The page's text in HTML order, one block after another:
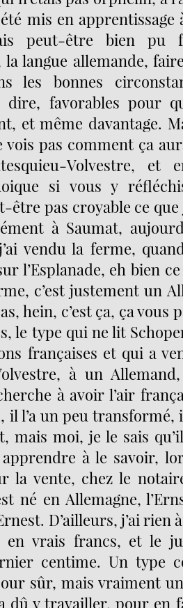
mis en
peut-être bien pu
la langue allemande,
les bonnes
favorables pour
et même davantage.
vois pas comment ça
Volvestre, et
si vous y
pas croyable ce que
à Saumat,
vendu la ferme,
l’Esplanade, eh bien
c’est justement un
hein, c’est ça, ça vous
le type qui ne lit
françaises et qui a
à un
à avoir l’air
il l’a un peu transformé,
mais moi, je le sais
à le savoir,
la vente, chez le
né en Allemagne,
D’ailleurs, j’ai rien
en vrais francs, et le
centime. Un type
sûr, mais vraiment
dû y travailler, pour en